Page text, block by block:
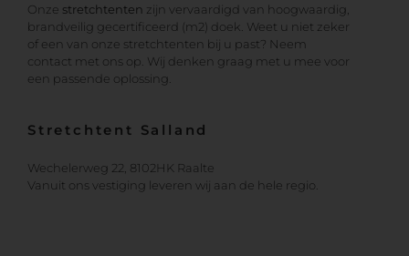
Onze stretchtenten zijn vervaardigd van hoogwaardig,
brandveilig gecertificeerd (m2) doek. Weet u niet zeker
of een van onze stretchtenten bij u past? Neem
contact met ons op. Wij denken graag met u mee voor
een passende oplossing.
Stretchtent Salland
Wechelerweg 22, 8102HK Raalte
Vanuit ons vestiging leveren wij aan de hele regio.